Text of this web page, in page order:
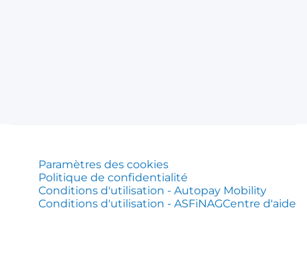
Paramètres des cookies
Politique de confidentialité
Conditions d'utilisation - Autopay Mobility
Conditions d'utilisation - ASFiNAGCentre d'aide